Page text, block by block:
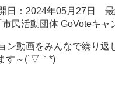
日：2024年05月27日 最
市民活動団体 GoVoteキャ
動画をみんなで繰り返
す～(´▽｀*)